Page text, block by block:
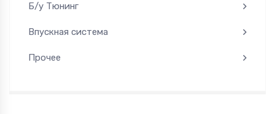
Б/у Тюнинг
Впускная система
Прочее